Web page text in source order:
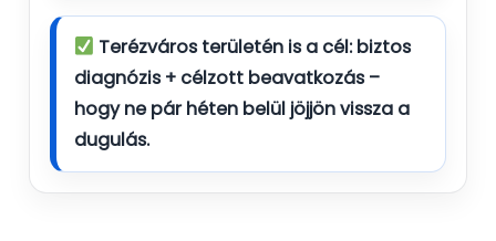
Terézváros területén is a cél:biztos
diagnózis + célzott beavatkozás –
hogy ne pár héten belül jöjjön vissza a
dugulás.